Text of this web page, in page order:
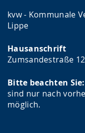
kvw - Kommunale
Lippe
Hausanschrift
Zumsandestraße
Bitte beachten Sie:
sind nur nach
möglich.